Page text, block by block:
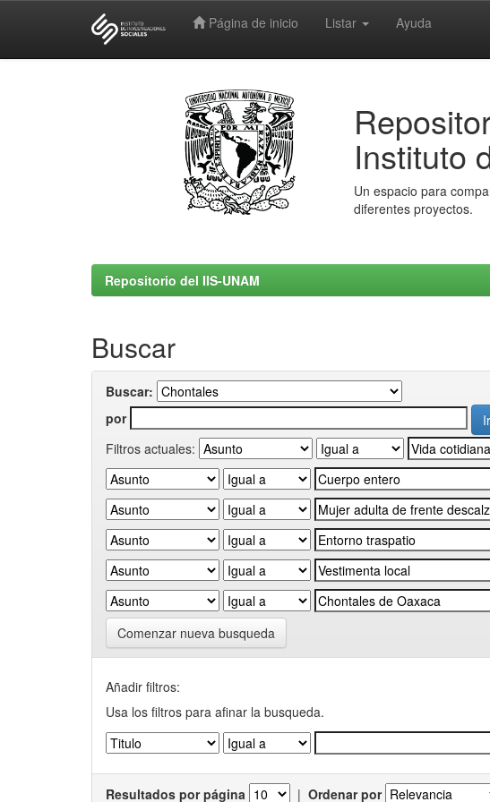
Página de inicio Listar Ayuda
Instituto
Un espacio para
diferentes proyectos.
Repositorio del IIS-UNAM
Buscar
Buscar:
por
Filtros actuales:
Comenzar nueva busqueda
Añadir filtros:
Usa los filtros para afinar la busqueda.
Resultados por página | Ordenar por